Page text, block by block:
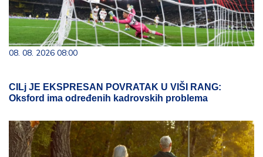
08. 08. 2026 08:00
CILj JE EKSPRESAN POVRATAK U VIŠI RANG:
Oksford ima određenih kadrovskih problema